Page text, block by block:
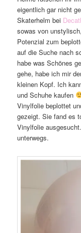
eigentlich gar nicht
Skaterhelm bei
sowas von
Potenzial zum
auf die Suche nach
habe was Schönes
gehe, habe ich mir
kleinen Kopf. Ich
und Schuhe kaufen
Vinylfolie beplottet
gezeigt. Sie fand es
Vinylfolie
unterwegs.